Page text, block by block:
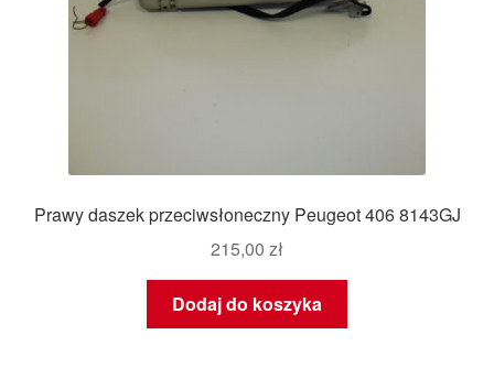
Prawy daszek przeciwsłoneczny Peugeot 406 8143GJ
215,00 zł
Dodaj do koszyka